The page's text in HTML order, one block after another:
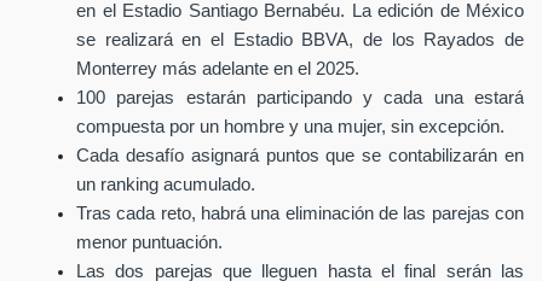
en el Estadio Santiago Bernabéu. La edición de México
se realizará en el Estadio BBVA, de los Rayados de
Monterrey más adelante en el 2025.
100 parejas estarán participando y cada una estará
compuesta por un hombre y una mujer, sin excepción.
Cada desafío asignará puntos que se contabilizarán en
un ranking acumulado.
Tras cada reto, habrá una eliminación de las parejas con
menor puntuación.
Las dos parejas que lleguen hasta el final serán las